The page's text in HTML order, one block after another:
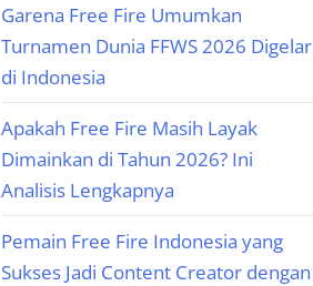
Garena Free Fire Umumkan
Turnamen Dunia FFWS 2026 Digelar
di Indonesia
Apakah Free Fire Masih Layak
Dimainkan di Tahun 2026? Ini
Analisis Lengkapnya
Pemain Free Fire Indonesia yang
Sukses Jadi Content Creator dengan